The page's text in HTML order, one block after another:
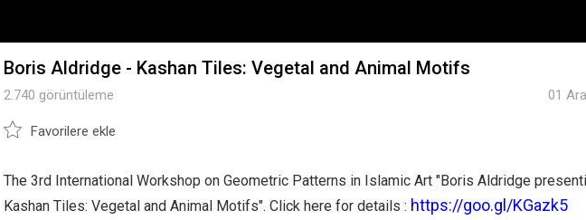
Boris Aldridge - Kashan Tiles: Vegetal and Animal Motifs
2.740 görüntüleme 01
Favorilere ekle
The 3rd International Workshop on Geometric Patterns in Islamic Art "Boris Aldridge
Kashan Tiles: Vegetal and Animal Motifs". Click here for details : https://goo.gl/KGazk5